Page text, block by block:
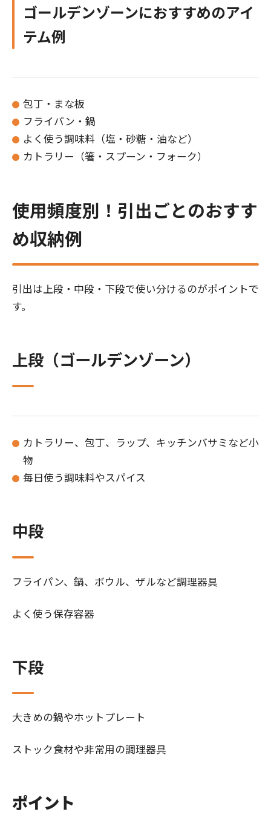
ゴールデンゾーンにおすすめのアイ
テム例
包丁・まな板
フライパン・鍋
よく使う調味料（塩・砂糖・油など）
カトラリー（箸・スプーン・フォーク）
使用頻度別！引出ごとのおすす
め収納例
引出は上段・中段・下段で使い分けるのがポイントで
す。
上段（ゴールデンゾーン）
カトラリー、包丁、ラップ、キッチンバサミなど小
物
毎日使う調味料やスパイス
中段
フライパン、鍋、ボウル、ザルなど調理器具
よく使う保存容器
下段
大きめの鍋やホットプレート
ストック食材や非常用の調理器具
ポイント